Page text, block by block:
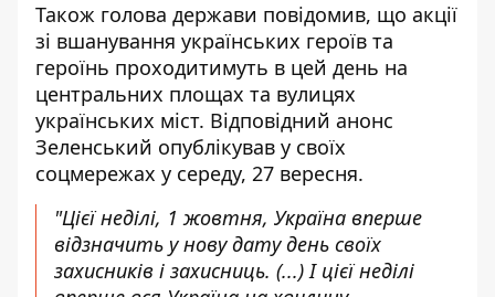
Також голова держави повідомив, що акції
зі вшанування українських героїв та
героїнь проходитимуть в цей день на
центральних площах та вулицях
українських міст. Відповідний анонс
Зеленський опублікував у своїх
соцмережах у середу, 27 вересня.
"Цієї неділі, 1 жовтня, Україна вперше
відзначить у нову дату день своїх
захисників і захисниць. (...) І цієї неділі